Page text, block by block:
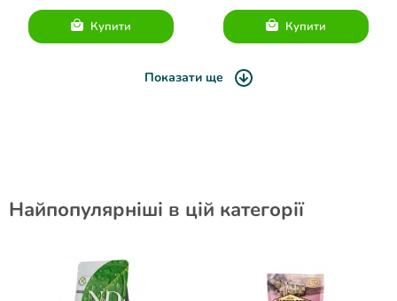
Купити Купити
Показати ще
Найпопулярніші в цій категорії